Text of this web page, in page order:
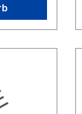
ABEC